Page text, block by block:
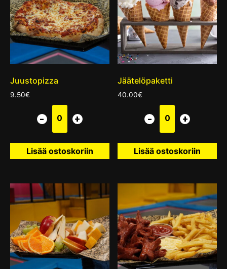
Juustopizza
9.50€
Lisää ostoskoriin
Jäätelöpaketti
40.00€
Lisää ostoskoriin